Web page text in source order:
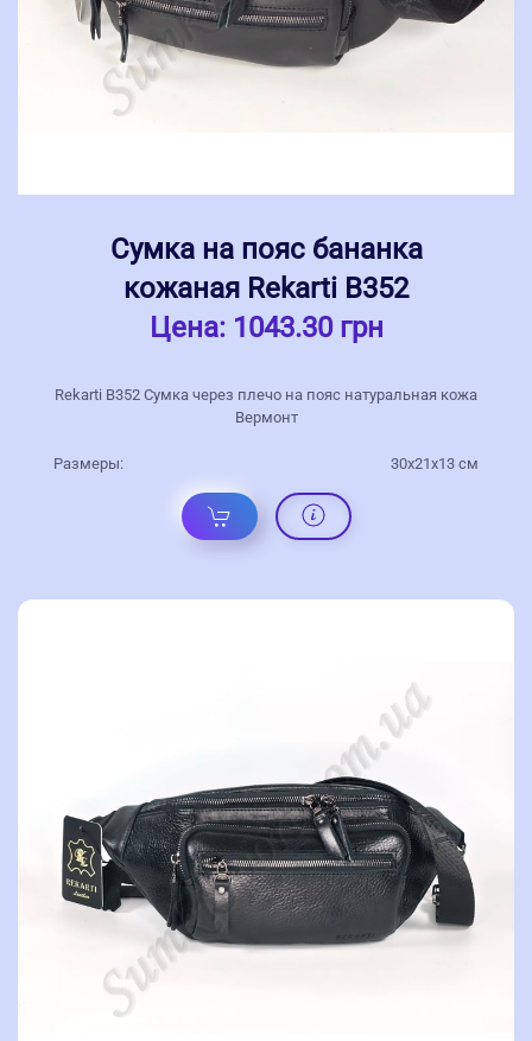
Сумка на пояс бананка
кожаная Rekarti В352
Цена: 1043.30 грн
Rekarti В352 Сумка через плечо на пояс натуральная кожа
Вермонт
Размеры: 30х21х13 см